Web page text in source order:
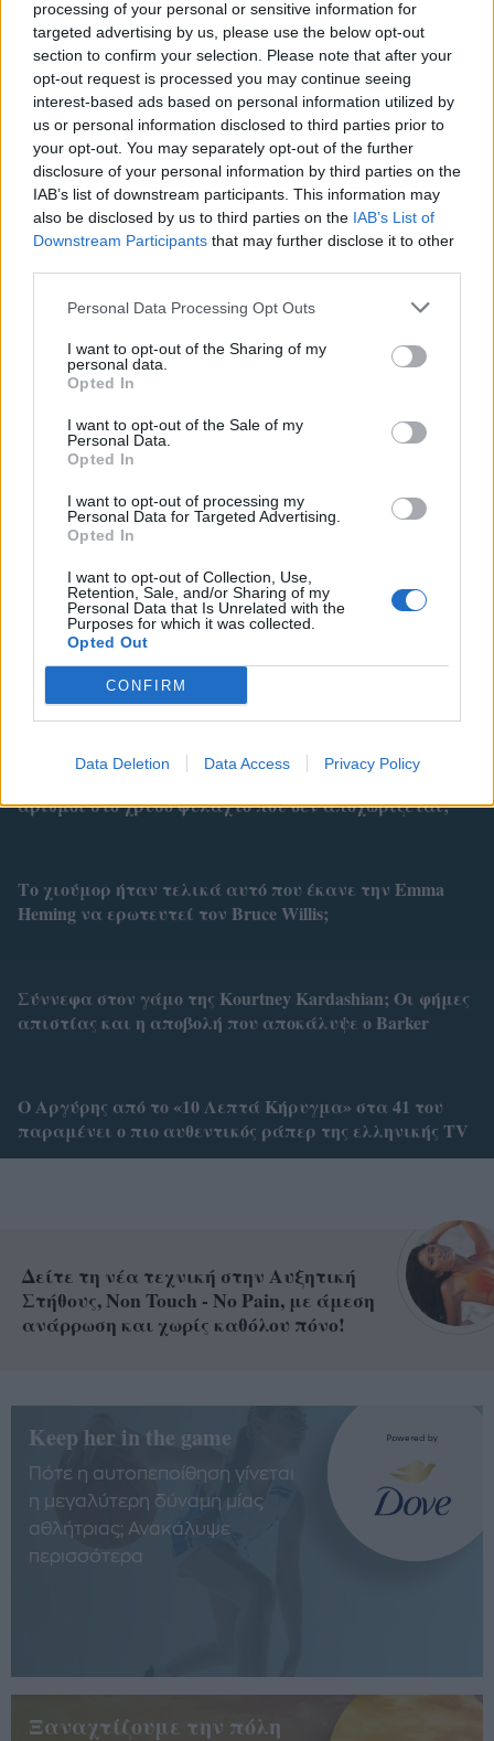
processing of your personal or sensitive information for
targeted advertising by us, please use the below opt-out
section to confirm your selection. Please note that after your
opt-out request is processed you may continue seeing
interest-based ads based on personal information utilized by
us or personal information disclosed to third parties prior to
your opt-out. You may separately opt-out of the further
disclosure of your personal information by third parties on the
IAB’s list of downstream participants. This information may
also be disclosed by us to third parties on the IAB’s List of
Downstream Participants that may further disclose it to other
Personal Data Processing Opt Outs
I want to opt-out of the Sharing of my
personal data.
Opted In
I want to opt-out of the Sale of my
Personal Data.
Opted In
I want to opt-out of processing my
Personal Data for Targeted Advertising.
Opted In
I want to opt-out of Collection, Use,
Retention, Sale, and/or Sharing of my
Personal Data that Is Unrelated with the
Purposes for which it was collected.
Opted Out
CONFIRM
Data Deletion Data Access Privacy Policy
Τι να πούμε. Ελπίζουμε η οικογενειακή τους
JUICY NEWS
Related
Τι συμβολίζουν για τη Σίσσυ Χρηστίδου οι 3 όμοιοι
αριθμοί στο χρυσό φυλαχτό που δεν αποχωρίζεται;
Το χιούμορ ήταν τελικά αυτό που έκανε την Emma
Heming να ερωτευτεί τον Bruce Willis;
Σύννεφα στον γάμο της Kourtney Kardashian; Οι φήμες
απιστίας και η αποβολή που αποκάλυψε ο Barker
Ο Αργύρης από το «10 Λεπτά Κήρυγμα» στα 41 του
παραμένει ο πιο αυθεντικός ράπερ της ελληνικής TV
Δείτε τη νέα τεχνική στην Αυξητική
Στήθους, Non Touch - No Pain, με άμεση
ανάρρωση και χωρίς καθόλου πόνο!
Keep her in the game
Πότε η αυτοπεποίθηση γίνεται
η μεγαλύτερη δύναμη μίας
αθλήτριας; Ανακάλυψε
περισσότερα
Ξαναχτίζουμε την πόλη